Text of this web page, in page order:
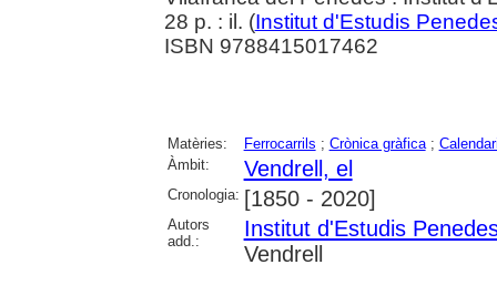
28 p. : il. (Institut d'Estudis
ISBN 9788415017462
Matèries: Ferrocarrils ; Crònica gràfica;
Àmbit:
Vendrell, el
Cronologia: [1850 - 2020]
Autors
add.:
Institut d'Estudis
Vendrell